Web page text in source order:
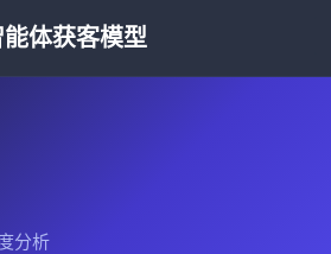
体获客模型
分析